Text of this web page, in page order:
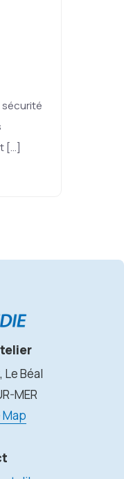
sécurité
[…]
Le Béal
MER